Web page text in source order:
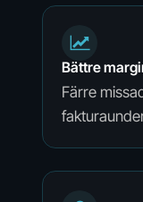
Bättre
Färre